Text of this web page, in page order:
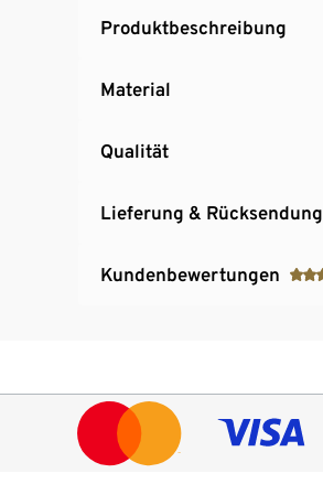
Produktbeschreibung
Material
Qualität
Lieferung & Rücksendung
Kundenbewertungen